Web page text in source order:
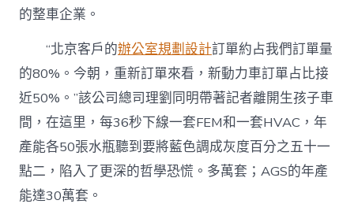
的整車企業。
“北京客戶的辦公室規劃設計訂單約占我們訂單量
的80%。今朝，重新訂單來看，新動力車訂單占比接
近50%。”該公司總司理劉同明帶著記者離開生孩子車
間，在這里，每36秒下線一套FEM和一套HVAC，年
產能各50張水瓶聽到要將藍色調成灰度百分之五十一
點二，陷入了更深的哲學恐慌。多萬套；AGS的年產
能達30萬套。